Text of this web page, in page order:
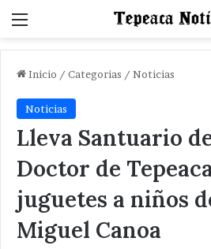
Menu
Inicio / Categorias / Noticias
Noticias
Lleva Santuario
Doctor de
juguetes a niños
Miguel Canoa